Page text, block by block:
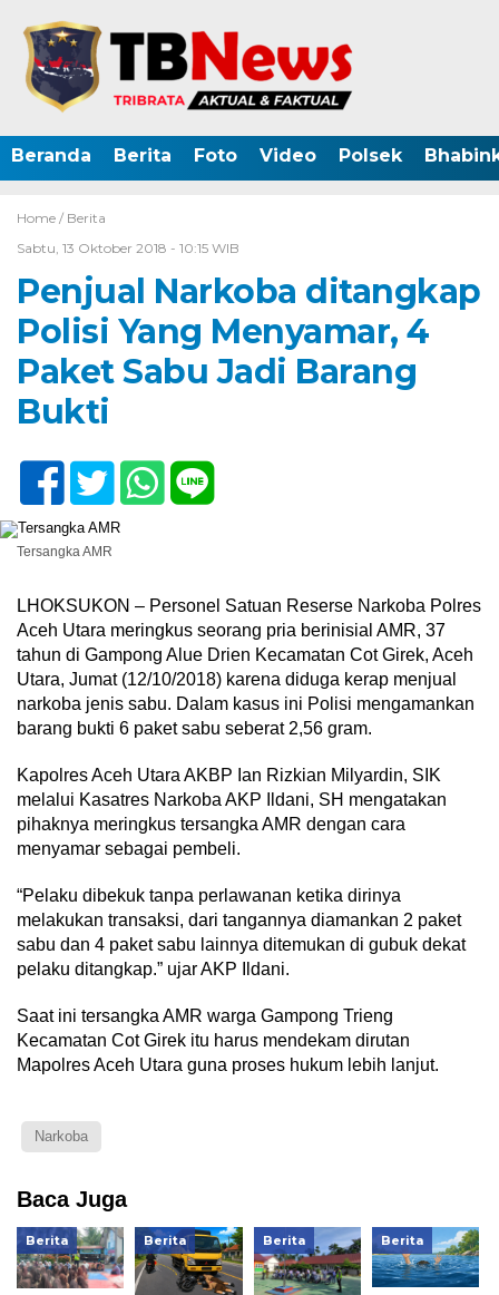
Beranda Berita Foto Video Polsek
Home / Berita
Sabtu, 13 Oktober 2018 - 10:15 WIB
Penjual Narkoba ditangkap
Polisi Yang Menyamar, 4
Paket Sabu Jadi Barang
Bukti
Tersangka AMR
LHOKSUKON – Personel Satuan Reserse Narkoba Polres
Aceh Utara meringkus seorang pria berinisial AMR, 37
tahun di Gampong Alue Drien Kecamatan Cot Girek, Aceh
Utara, Jumat (12/10/2018) karena diduga kerap menjual
narkoba jenis sabu. Dalam kasus ini Polisi mengamankan
barang bukti 6 paket sabu seberat 2,56 gram.
Kapolres Aceh Utara AKBP Ian Rizkian Milyardin, SIK
melalui Kasatres Narkoba AKP Ildani, SH mengatakan
pihaknya meringkus tersangka AMR dengan cara
menyamar sebagai pembeli.
“Pelaku dibekuk tanpa perlawanan ketika dirinya
melakukan transaksi, dari tangannya diamankan 2 paket
sabu dan 4 paket sabu lainnya ditemukan di gubuk dekat
pelaku ditangkap.” ujar AKP Ildani.
Saat ini tersangka AMR warga Gampong Trieng
Kecamatan Cot Girek itu harus mendekam dirutan
Mapolres Aceh Utara guna proses hukum lebih lanjut.
Narkoba
Baca Juga
Berita Berita Berita Berita